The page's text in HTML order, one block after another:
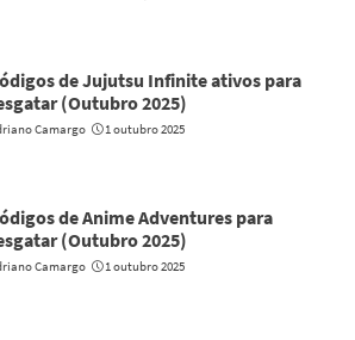
de Jujutsu Infinite ativos para
(Outubro 2025)
Camargo 1 outubro 2025
de Anime Adventures para
(Outubro 2025)
Camargo 1 outubro 2025